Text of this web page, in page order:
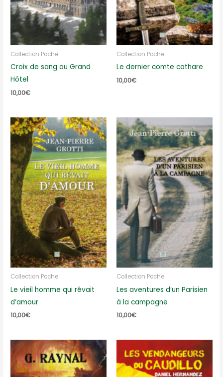
Collection Poche
Croix de sang au Grand
Hôtel
10,00€
Collection Poche
Le dernier comte cathare
10,00€
Collection Poche
Le vieil homme qui rêvait
d’amour
10,00€
Collection Poche
Les aventures d’un Parisien
à la campagne
10,00€